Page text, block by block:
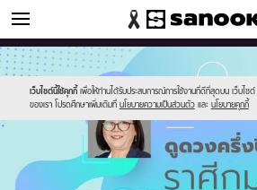
ดูดวง
เว็บไซต์นี้ใช้คุกกี้ เพื่อให้ท่านได้รับประสบการณ์การใช้งานที่ดีที่สุดบน เว็บไซต์
ของเรา โปรดศึกษาเพิ่มเติมที่ นโยบายความเป็นส่วนตัว และ นโยบายคุกกี้
Sanook
//s.isanook.com/sr/0/images/logo-
new-
sanook.png
600
60
//s.isanook.com/ho/0/ud/41/205505/2horo9.jpg